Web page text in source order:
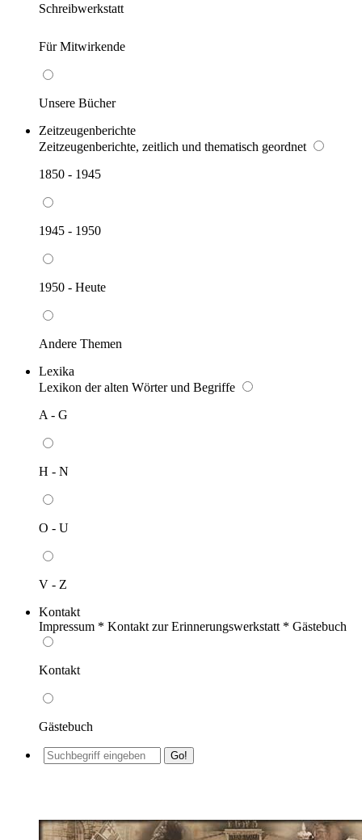
Schreibwerkstatt
Für Mitwirkende
Unsere Bücher
Zeitzeugenberichte
Zeitzeugenberichte, zeitlich und thematisch geordnet
1850 - 1945
1945 - 1950
1950 - Heute
Andere Themen
Lexika
Lexikon der alten Wörter und Begriffe
A - G
H - N
O - U
V - Z
Kontakt
Impressum * Kontakt zur Erinnerungswerkstatt * Gästebuch
Kontakt
Gästebuch